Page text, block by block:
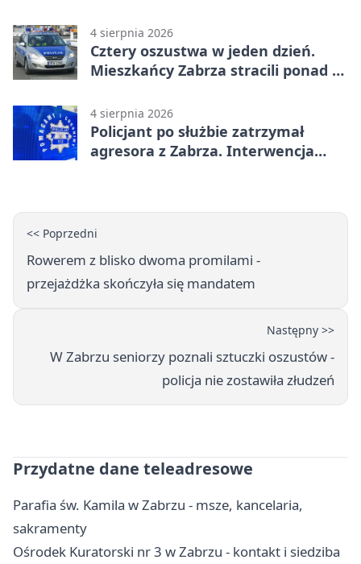
4 sierpnia 2026
Cztery oszustwa w jeden dzień.
Mieszkańcy Zabrza stracili ponad 6
4 sierpnia 2026
Policjant po służbie zatrzymał
agresora z Zabrza. Interwencja
<< Poprzedni
Rowerem z blisko dwoma promilami -
przejażdżka skończyła się mandatem
Następny >>
W Zabrzu seniorzy poznali sztuczki oszustów -
policja nie zostawiła złudzeń
Przydatne dane teleadresowe
Parafia św. Kamila w Zabrzu - msze, kancelaria,
sakramenty
Ośrodek Kuratorski nr 3 w Zabrzu - kontakt i siedziba